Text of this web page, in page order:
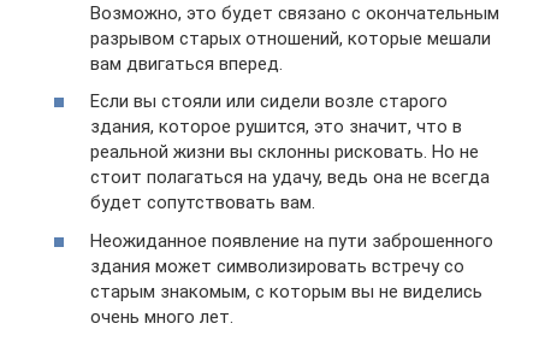
Возможно, это будет связано с окончательным
разрывом старых отношений, которые мешали
вам двигаться вперед.
Если вы стояли или сидели возле старого
здания, которое рушится, это значит, что в
реальной жизни вы склонны рисковать. Но не
стоит полагаться на удачу, ведь она не всегда
будет сопутствовать вам.
Неожиданное появление на пути заброшенного
здания может символизировать встречу со
старым знакомым, с которым вы не виделись
очень много лет.